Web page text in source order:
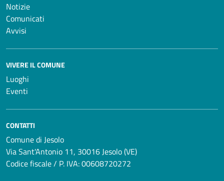
Notizie
Comunicati
Avvisi
VIVERE IL COMUNE
Luoghi
Eventi
CONTATTI
Comune di Jesolo
Via Sant'Antonio 11, 30016 Jesolo (VE)
Codice fiscale / P. IVA: 00608720272